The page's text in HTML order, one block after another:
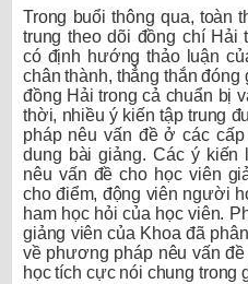
Trong buổi thông qua, toàn
trung theo dõi đồng chí Hải
có định hướng thảo luận
chân thành, thẳng thắn
đồng Hải trong cả chuẩn bị
thời, nhiều ý kiến tập trung
pháp nêu vấn đề ở các
dung bài giảng. Các ý kiến
nêu vấn đề cho học viên
cho điểm, động viên người
ham học hỏi của học viên.
giảng viên của Khoa đã
về phương pháp nêu vấn
học tích cực nói chung trong